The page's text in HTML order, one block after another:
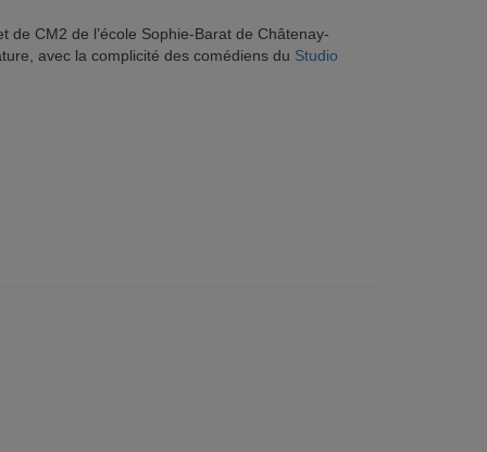
CM2 de l’école Sophie-Barat de Châtenay-
avec la complicité des comédiens du Studio